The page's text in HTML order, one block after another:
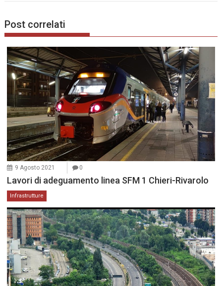
Post correlati
9 Agosto 2021 0
Lavori di adeguamento linea SFM 1 Chieri-Rivarolo
Infrastrutture